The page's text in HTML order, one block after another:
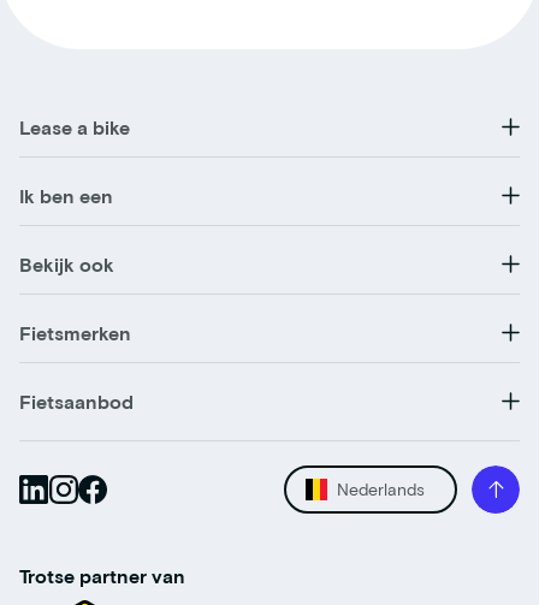
Lease a bike
Ik ben een
Bekijk ook
Fietsmerken
Fietsaanbod
Nederlands
Trotse partner van